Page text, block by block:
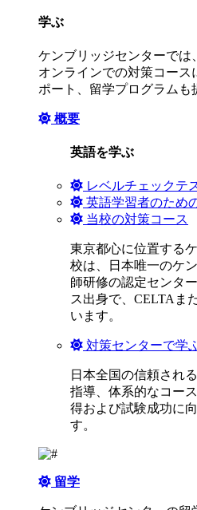
学ぶ
ケンブリッジセンターでは
オンラインでの対策コー
ポート、留学プログラムも
概要
英語を学ぶ
レベルチェックテ
英語学習者のため
当校の対策コース
東京都心に位置する
校は、日本唯一のケ
師研修の認定センタ
ス出身で、CELTAま
います。
対策センターで学
日本全国の信頼され
指導、体系的なコー
得および試験成功に
す。
留学